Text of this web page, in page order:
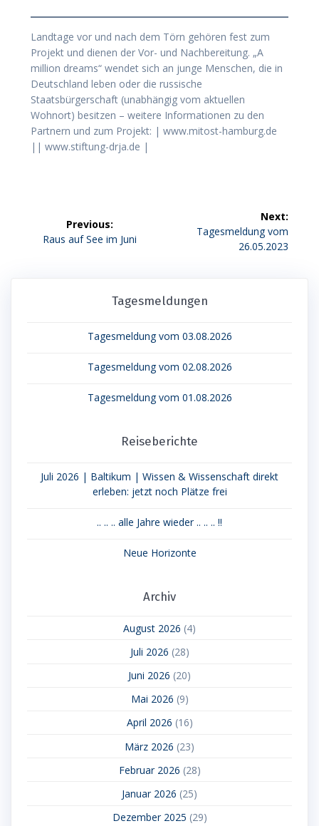
Landtage vor und nach dem Törn gehören fest zum
Projekt und dienen der Vor- und Nachbereitung. „A
million dreams“ wendet sich an junge Menschen, die in
Deutschland leben oder die russische
Staatsbürgerschaft (unabhängig vom aktuellen
Wohnort) besitzen – weitere Informationen zu den
Partnern und zum Projekt: | www.mitost-hamburg.de
|| www.stiftung-drja.de |
Previous:
Previous
Raus auf See im Juni
Next:
Next
Tagesmeldung vom
26.05.2023
Tagesmeldungen
Tagesmeldung vom 03.08.2026
Tagesmeldung vom 02.08.2026
Tagesmeldung vom 01.08.2026
Reiseberichte
Juli 2026 | Baltikum | Wissen & Wissenschaft direkt
erleben: jetzt noch Plätze frei
.. .. .. alle Jahre wieder .. .. .. !!
Neue Horizonte
Archiv
August 2026 (4)
Juli 2026 (28)
Juni 2026 (20)
Mai 2026 (9)
April 2026 (16)
März 2026 (23)
Februar 2026 (28)
Januar 2026 (25)
Dezember 2025 (29)